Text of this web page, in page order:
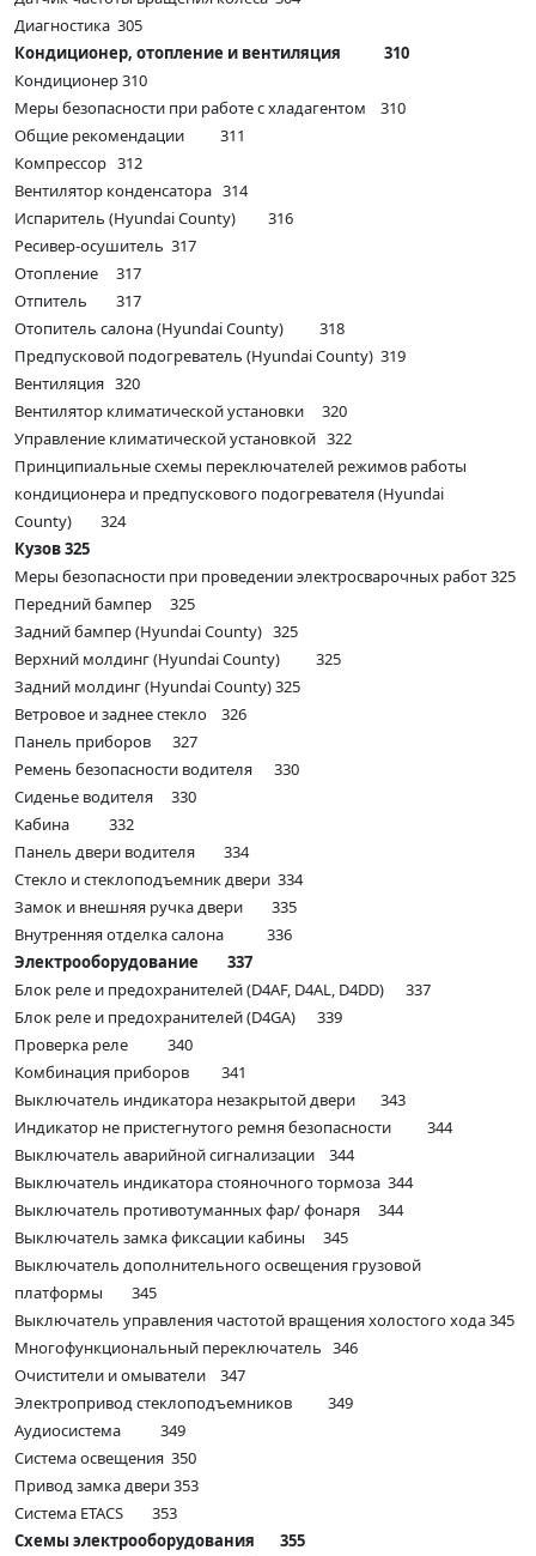
Диагностика 305
Кондиционер, отопление и вентиляция 310
Кондиционер 310
Меры безопасности при работе с хладагентом 310
Общие рекомендации 311
Компрессор 312
Вентилятор конденсатора 314
Испаритель (Hyundai County) 316
Ресивер-осушитель 317
Отопление 317
Отпитель 317
Отопитель салона (Hyundai County) 318
Предпусковой подогреватель (Hyundai County) 319
Вентиляция 320
Вентилятор климатической установки 320
Управление климатической установкой 322
Принципиальные схемы переключателей режимов работы
кондиционера и предпускового подогревателя (Hyundai
County) 324
Кузов 325
Меры безопасности при проведении электросварочных работ 325
Передний бампер 325
Задний бампер (Hyundai County) 325
Верхний молдинг (Hyundai County) 325
Задний молдинг (Hyundai County) 325
Ветровое и заднее стекло 326
Панель приборов 327
Ремень безопасности водителя 330
Сиденье водителя 330
Кабина 332
Панель двери водителя 334
Стекло и стеклоподъемник двери 334
Замок и внешняя ручка двери 335
Внутренняя отделка салона 336
Электрооборудование 337
Блок реле и предохранителей (D4AF, D4AL, D4DD) 337
Блок реле и предохранителей (D4GA) 339
Проверка реле 340
Комбинация приборов 341
Выключатель индикатора незакрытой двери 343
Индикатор не пристегнутого ремня безопасности 344
Выключатель аварийной сигнализации 344
Выключатель индикатора стояночного тормоза 344
Выключатель противотуманных фар/ фонаря 344
Выключатель замка фиксации кабины 345
Выключатель дополнительного освещения грузовой
платформы 345
Выключатель управления частотой вращения холостого хода 345
Многофункциональный переключатель 346
Очистители и омыватели 347
Электропривод стеклоподъемников 349
Аудиосистема 349
Система освещения 350
Привод замка двери 353
Система ETACS 353
Схемы электрооборудования 355